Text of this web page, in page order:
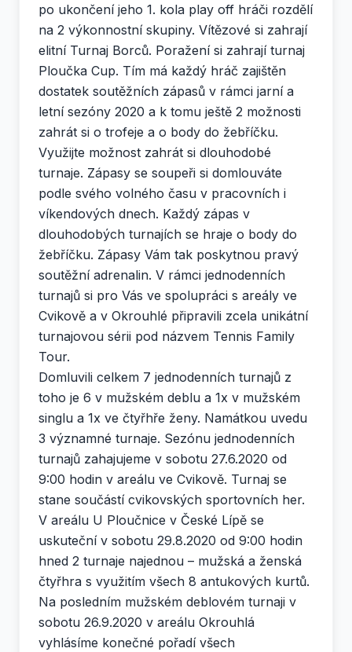
po ukončení jeho 1. kola play off hráči rozdělí
na 2 výkonnostní skupiny. Vítězové si zahrají
elitní Turnaj Borců. Poražení si zahrají turnaj
Ploučka Cup. Tím má každý hráč zajištěn
dostatek soutěžních zápasů v rámci jarní a
letní sezóny 2020 a k tomu ještě 2 možnosti
zahrát si o trofeje a o body do žebříčku.
Využijte možnost zahrát si dlouhodobé
turnaje. Zápasy se soupeři si domlouváte
podle svého volného času v pracovních i
víkendových dnech. Každý zápas v
dlouhodobých turnajích se hraje o body do
žebříčku. Zápasy Vám tak poskytnou pravý
soutěžní adrenalin. V rámci jednodenních
turnajů si pro Vás ve spolupráci s areály ve
Cvikově a v Okrouhlé připravili zcela unikátní
turnajovou sérii pod názvem Tennis Family
Tour.
Domluvili celkem 7 jednodenních turnajů z
toho je 6 v mužském deblu a 1x v mužském
singlu a 1x ve čtyřhře ženy. Namátkou uvedu
3 významné turnaje. Sezónu jednodenních
turnajů zahajujeme v sobotu 27.6.2020 od
9:00 hodin v areálu ve Cvikově. Turnaj se
stane součástí cvikovských sportovních her.
V areálu U Ploučnice v České Lípě se
uskuteční v sobotu 29.8.2020 od 9:00 hodin
hned 2 turnaje najednou – mužská a ženská
čtyřhra s využitím všech 8 antukových kurtů.
Na posledním mužském deblovém turnaji v
sobotu 26.9.2020 v areálu Okrouhlá
vyhlásíme konečné pořadí všech